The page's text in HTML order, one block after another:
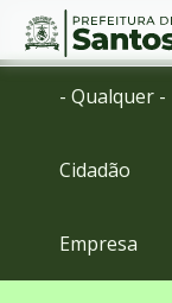
Ir
menu
Conteúdo
- Qualquer -
Cidadão
Empresa